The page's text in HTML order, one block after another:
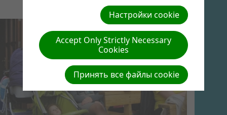
Настройки cookie
Accept Only Strictly Necessary
Cookies
Принять все файлы cookie